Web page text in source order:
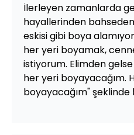
İlerleyen zamanlarda
hayallerinden
eskisi gibi boya
her yeri boyamak,
istiyorum. Elimden
her yeri boyayacağım.
boyayacağım" şeklinde